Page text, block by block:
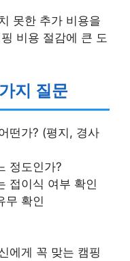
못한 추가 비용을
비용 절감에 큰 도
지 질문
떤가? (평지, 경사
정도인가?
접이식 여부 확인
무 확인
에게 꼭 맞는 캠핑